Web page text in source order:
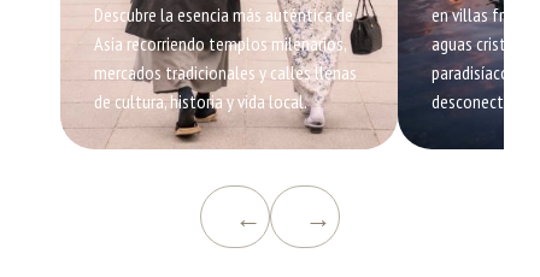
Descubre la esencia más auténtica de
Asia recorriendo templos milenarios,
mercados tradicionales y calles llenas
de cultura, historia y vida local.
en villas frente
aguas
paradisíacos.
desconectar y
← →